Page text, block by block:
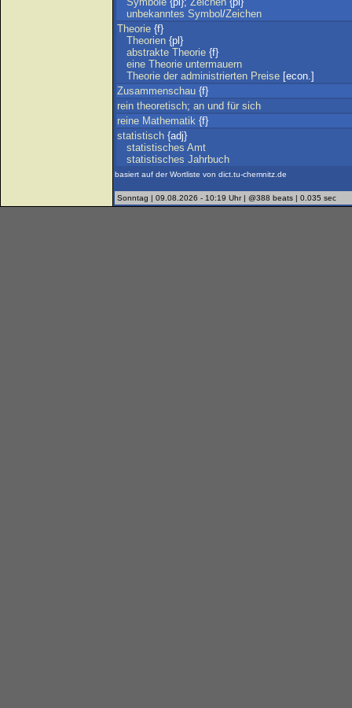
unbekanntes Symbol /Zeichen
Theorie {f}
Theorien {pl}
abstrakte Theorie {f}
eine Theorie untermauern
Theorie der administrierten Preise [econ.]
Zusammenschau {f}
rein theoretisch; an und für sich
reine Mathematik {f}
statistisch {adj}
statistisches Amt
statistisches Jahrbuch
basiert auf der Wortliste von dict.tu-chemnitz.de
Sonntag | 09.08.2026 - 10:19 Uhr | @388 beats | 0.035 sec